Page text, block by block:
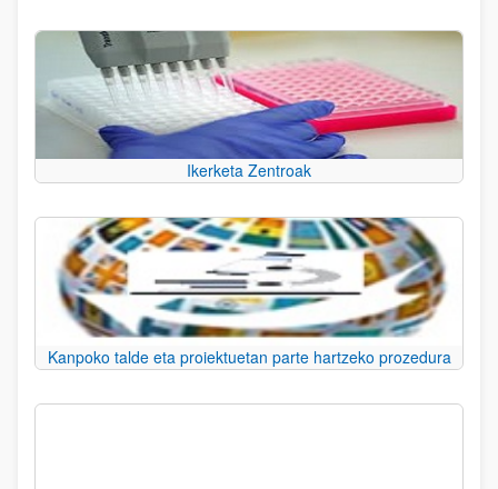
Ikerketa Zentroak
Kanpoko talde eta proiektuetan parte hartzeko prozedura